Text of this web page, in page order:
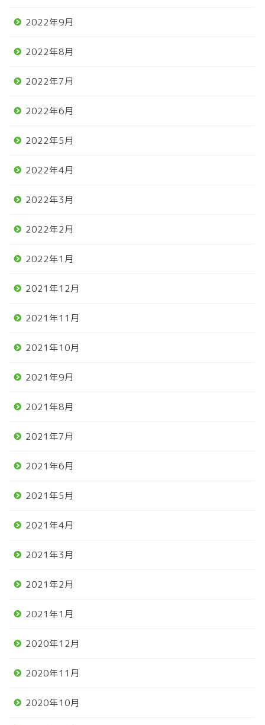
2022年9月
2022年8月
2022年7月
2022年6月
2022年5月
2022年4月
2022年3月
2022年2月
2022年1月
2021年12月
2021年11月
2021年10月
2021年9月
2021年8月
2021年7月
2021年6月
2021年5月
2021年4月
2021年3月
2021年2月
2021年1月
2020年12月
2020年11月
2020年10月